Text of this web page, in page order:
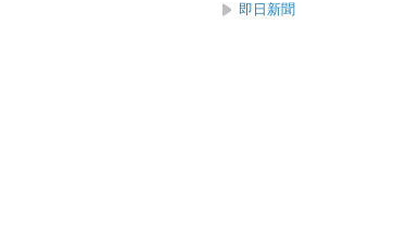
即日新聞